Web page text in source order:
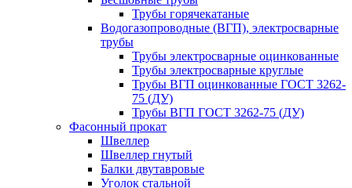
Трубы горячекатаные
Водогазопроводные (ВГП), электросварные
трубы
Трубы электросварные оцинкованные
Трубы электросварные круглые
Трубы ВГП оцинкованные ГОСТ 3262-
75 (ДУ)
Трубы ВГП ГОСТ 3262-75 (ДУ)
Фасонный прокат
Швеллер
Швеллер гнутый
Балки двутавровые
Уголок стальной